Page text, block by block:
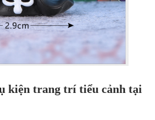
kiện trang trí tiểu cảnh tại